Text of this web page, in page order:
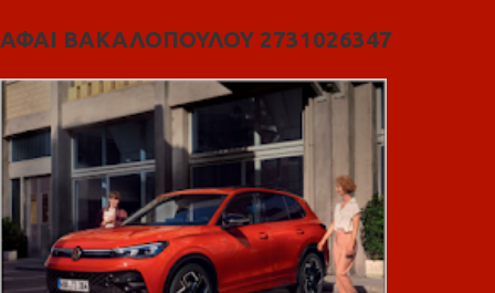
ΑΦΑΙ ΒΑΚΑΛΟΠΟΥΛΟΥ 2731026347